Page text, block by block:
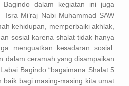
Bagindo dalam kegiatan ini juga
Mi’raj Nabi Muhammad SAW
kehidupan, memperbaiki akhlak,
sosial karena shalat tidak hanya
menguatkan kesadaran sosial.
dalam ceramah yang disampaikan
Bagindo “bagaimana Shalat 5
baik bagi masing-masing kita umat